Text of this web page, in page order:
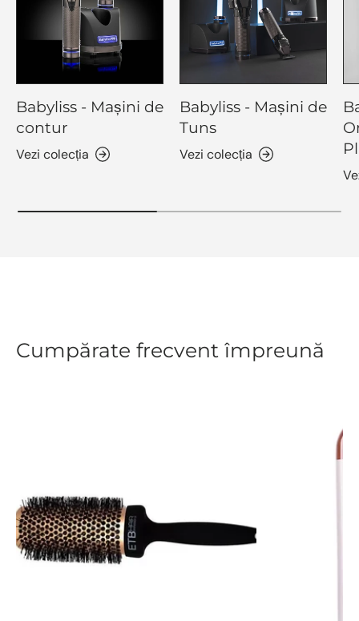
Babyliss - Mașini de
contur
Vezi colecția
Babyliss - Mașini de
Tuns
Vezi colecția
Cumpărate frecvent împreună